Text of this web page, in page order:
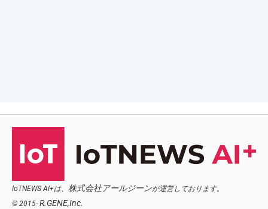
IoTNEWS AI+は、 株式会社アールジーンが運営しております。
© 2015- R.GENE,Inc.